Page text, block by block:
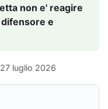
non e' reagire
e
27 luglio 2026